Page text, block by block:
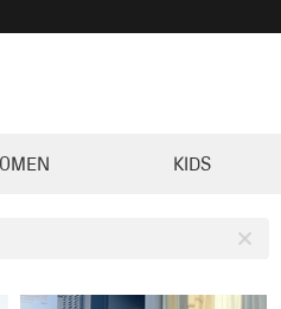
KIDS